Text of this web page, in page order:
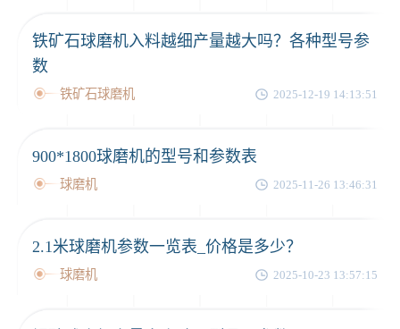
铁矿石球磨机入料越细产量越大吗？各种型号参
数
铁矿石球磨机 2025-12-19 14:13:51
900*1800球磨机的型号和参数表
球磨机 2025-11-26 13:46:31
2.1米球磨机参数一览表_价格是多少？
球磨机 2025-10-23 13:57:15